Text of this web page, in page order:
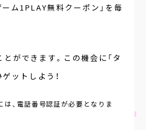
ム1PLAY無料クーポン」を毎
ができます。この機会に「タ
ットしよう！
は、電話番号認証が必要となりま